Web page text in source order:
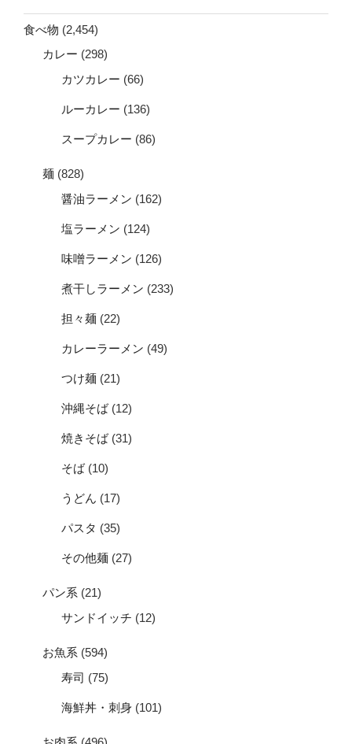
食べ物 (2,454)
カレー (298)
カツカレー (66)
ルーカレー (136)
スープカレー (86)
麺 (828)
醤油ラーメン (162)
塩ラーメン (124)
味噌ラーメン (126)
煮干しラーメン (233)
担々麺 (22)
カレーラーメン (49)
つけ麺 (21)
沖縄そば(12)
焼きそば(31)
そば(10)
うどん (17)
パスタ (35)
その他麺 (27)
パン系 (21)
サンドイッチ (12)
お魚系 (594)
寿司 (75)
海鮮丼・刺身 (101)